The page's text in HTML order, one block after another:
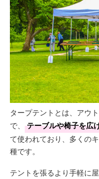
タープテントとは、アウ
で、
テーブルや椅子を広
て使われており、多くの
種です。
テントを張るより手軽に